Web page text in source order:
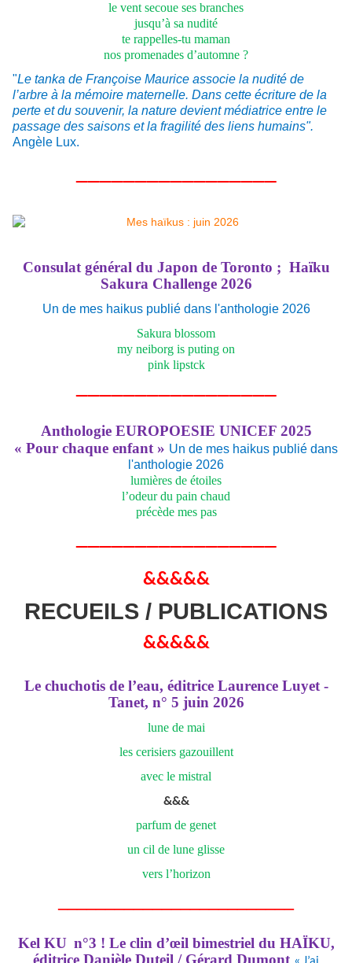
le vent secoue ses branches
jusqu’à sa nudité
te rappelles-tu maman
nos promenades d’automne ?
"Le tanka de Françoise Maurice associe la nudité de
l’arbre à la mémoire maternelle. Dans cette écriture de la
perte et du souvenir, la nature devient médiatrice entre le
passage des saisons et la fragilité des liens humains".
Angèle Lux.
Consulat général du Japon de Toronto ; Haïku
Sakura Challenge 2026
Un de mes haikus publié dans l'anthologie 2026
Sakura blossom
my neiborg is puting on
pink lipstck
Anthologie EUROPOESIE UNICEF 2025
« Pour chaque enfant » Un de mes haikus publié dans
l'anthologie 2026
lumières de étoiles
l’odeur du pain chaud
précède mes pas
&&&&&
RECUEILS / PUBLICATIONS
&&&&&
Le chuchotis de l’eau, éditrice Laurence Luyet -
Tanet, n° 5 juin 2026
lune de mai
les cerisiers gazouillent
avec le mistral
&&&
parfum de genet
un cil de lune glisse
vers l’horizon
Kel KU n°3 ! Le clin d’œil bimestriel du HAÏKU,
éditrice Danièle Duteil / Gérard Dumont